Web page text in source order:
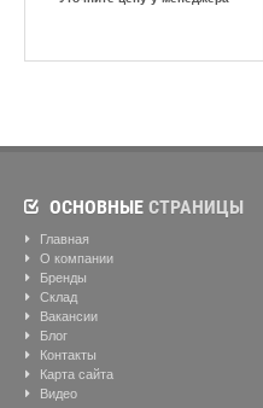
ОСНОВНЫЕ СТРАНИЦЫ
Главная
О компании
Бренды
Склад
Вакансии
Блог
Контакты
Карта сайта
Видео